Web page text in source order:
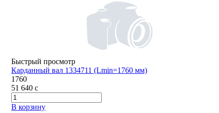
Быстрый просмотр
Карданный вал 1334711 (Lmin=1760 мм)
1760
51 640 c
В корзину